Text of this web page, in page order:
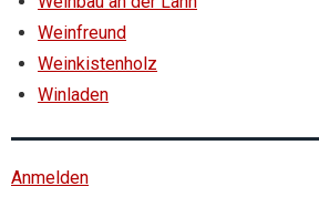
Weinfreund
Weinkistenholz
Winladen
Anmelden